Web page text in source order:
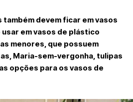
também devem ficar em vasos
em vasos de plástico
menores, que possuem
Maria-sem-vergonha, tulipas
opções para os vasos de